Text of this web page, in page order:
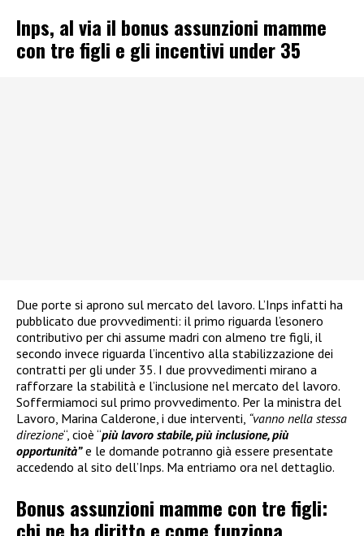
Inps, al via il bonus assunzioni mamme
con tre figli e gli incentivi under 35
Due porte si aprono sul mercato del lavoro. L’Inps infatti ha
pubblicato due provvedimenti: il primo riguarda l’esonero
contributivo per chi assume madri con almeno tre figli, il
secondo invece riguarda l’incentivo alla stabilizzazione dei
contratti per gli under 35. I due provvedimenti mirano a
rafforzare la stabilità e l’inclusione nel mercato del lavoro.
Soffermiamoci sul primo provvedimento. Per la ministra del
Lavoro, Marina Calderone, i due interventi, “vanno nella stessa
direzione“, cioè “più lavoro stabile, più inclusione, più
opportunità”e le domande potranno già essere presentate
accedendo al sito dell’Inps. Ma entriamo ora nel dettaglio.
Bonus assunzioni mamme con tre figli: